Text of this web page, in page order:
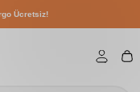
Ücretsiz!